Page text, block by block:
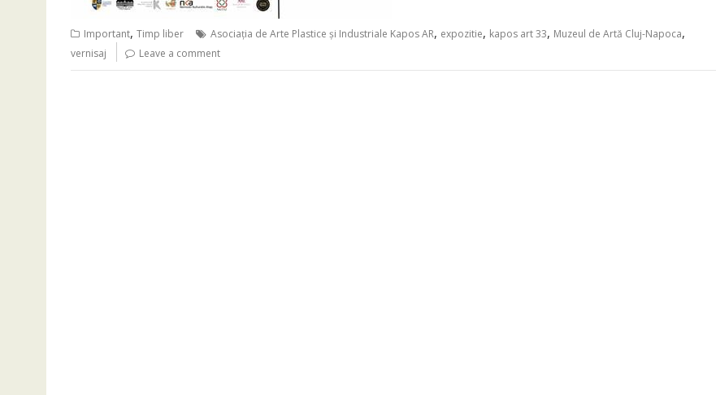
Important, Timp liber Asociația de Arte Plastice și Industriale Kapos AR, expozitie, kapos art 33, Muzeul de Artă Cluj-Napoca,
vernisaj Leave a comment